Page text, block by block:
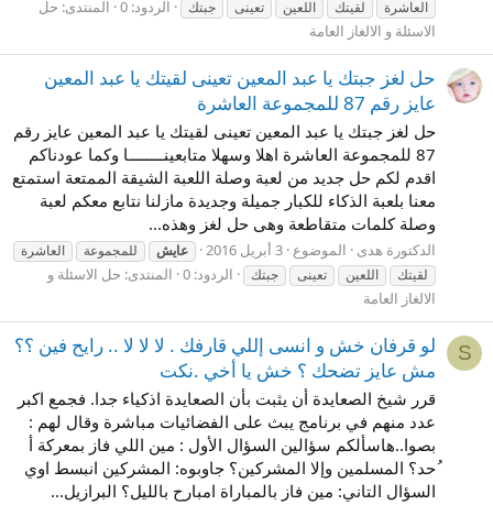
العاشرة
لقيتك اللعين تعينى جبتك الردود: 0 المنتدى: حل
الاسئلة و الالغاز العامة
حل لغز جبتك يا عبد المعين تعينى لقيتك يا عبد المعين
عايز رقم 87 للمجموعة العاشرة
حل لغز جبتك يا عبد المعين تعينى لقيتك يا عبد المعين عايز رقم
87 للمجموعة العاشرة اهلا وسهلا متابعينــــــــا وكما عودناكم
اقدم لكم حل جديد من لعبة وصلة اللعبة الشيقة الممتعة استمتع
معنا بلعبة الذكاء للكبار جميلة وجديدة مازلنا نتابع معكم لعبة
وصلة كلمات متقاطعة وهى حل لغز وهذه...
الدكتورة هدى الموضوع 3 أبريل 2016 عايش للمجموعة
العاشرة
لقيتك
اللعين تعينى جبتك الردود: 0 المنتدى: حل الاسئلة و
الالغاز العامة
S
لو قرفان خش و انسى إللي قارفك . لا لا لا .. رايح فين ؟؟
مش عايز تضحك ؟ خش يا أخي .نكت
قرر شيخ الصعايدة أن يثبت بأن الصعايدة اذكياء جدا. فجمع اكبر
عدد منهم في برنامج يبث على الفضائيات مباشرة وقال لهم :
بصوا..هاسألكم سؤالين السؤال الأول : مين اللي فاز بمعركة أ
ُحد؟ المسلمين وإلا المشركين؟ جاوبوه: المشركين انبسط اوي
السؤال التاني: مين فاز بالمباراة امبارح بالليل؟ البرازيل...